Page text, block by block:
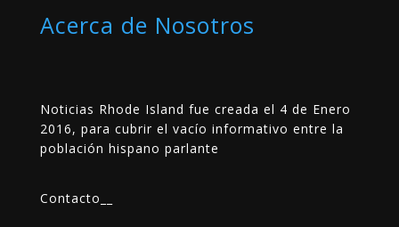
Acerca de Nosotros
Noticias Rhode Island fue creada el 4 de Enero
2016, para cubrir el vacío informativo entre la
población hispano parlante
Contacto